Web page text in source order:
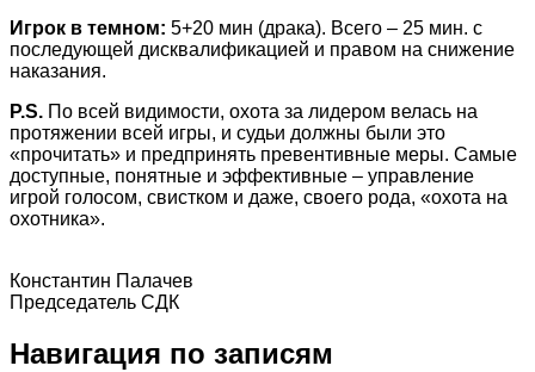
Игрок в темном: 5+20 мин (драка). Всего – 25 мин. с
последующей дисквалификацией и правом на снижение
наказания.
P.S. По всей видимости, охота за лидером велась на
протяжении всей игры, и судьи должны были это
«прочитать» и предпринять превентивные меры. Самые
доступные, понятные и эффективные – управление
игрой голосом, свистком и даже, своего рода, «охота на
охотника».
Константин Палачев
Председатель СДК
Навигация по записям